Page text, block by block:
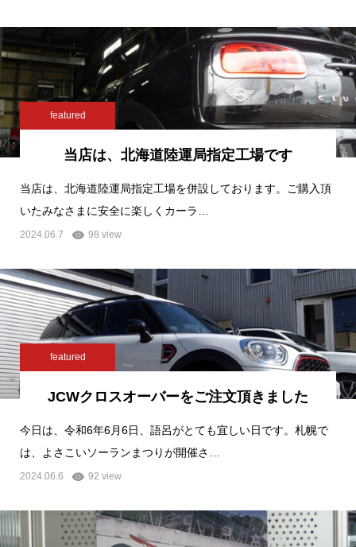
featured
当店は、北海道陸運局指定工場です
当店は、北海道陸運局指定工場を併設しております。ご購入頂
いたみなさまに安全に楽しくカーラ…
2024.06.7 98 view
featured
JCWクロスオーバーをご注文頂きました
今日は、令和6年6月6日、語呂がとても宜しい日です。札幌で
は、よさこいソーランまつりが開催さ…
2024.06.6 92 view